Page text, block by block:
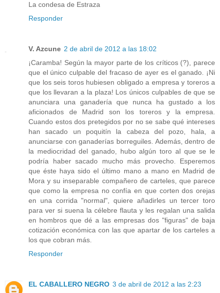
La condesa de Estraza
Responder
V. Azcune 2 de abril de 2012 a las 18:02
¡Caramba! Según la mayor parte de los críticos (?), parece
que el único culpable del fracaso de ayer es el ganado. ¡Ni
que los seis toros hubiesen obligado a empresa y toreros a
que los llevaran a la plaza! Los únicos culpables de que se
anunciara una ganadería que nunca ha gustado a los
aficionados de Madrid son los toreros y la empresa.
Cuando estos dos pretegidos por no se sabe qué intereses
han sacado un poquitín la cabeza del pozo, hala, a
anunciarse con ganaderías borreguiles. Además, dentro de
la mediocridad del ganado, hubo algún toro al que se le
podría haber sacado mucho más provecho. Esperemos
que éste haya sido el último mano a mano en Madrid de
Mora y su inseparable compañero de carteles, que parece
que como la empresa no confía en que corten dos orejas
en una corrida "normal", quiere añadirles un tercer toro
para ver si suena la célebre flauta y les regalan una salida
en hombros que dé a las empresas dos "figuras" de baja
cotización económica con las que apartar de los carteles a
los que cobran más.
Responder
EL CABALLERO NEGRO 3 de abril de 2012 a las 2:23